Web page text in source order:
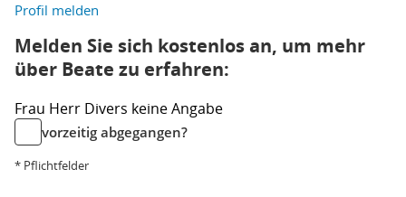
Profil melden
Melden Sie sich kostenlos an, um mehr
über Beate zu erfahren:
Frau Herr Divers keine Angabe
vorzeitig abgegangen?
* Pflichtfelder